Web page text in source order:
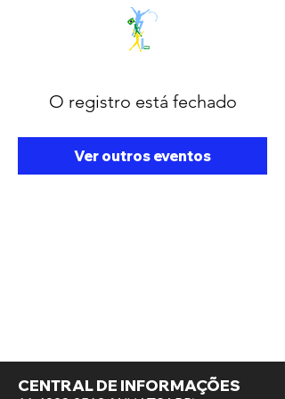
O registro está fechado
Ver outros eventos
CENTRAL DE INFORMAÇÕES